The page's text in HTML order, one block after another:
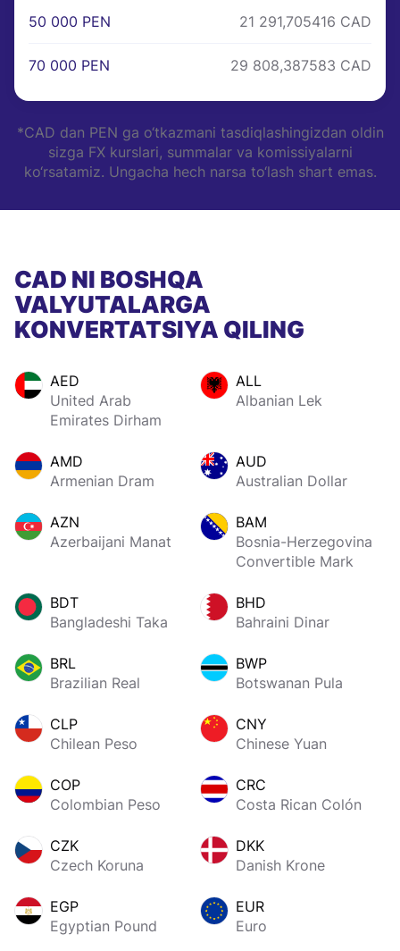
50 000 PEN 21 291,705416 CAD
70 000 PEN 29 808,387583 CAD
*CAD dan PEN ga o‘tkazmani tasdiqlashingizdan oldin
sizga FX kurslari, summalar va komissiyalarni
ko‘rsatamiz. Ungacha hech narsa to‘lash shart emas.
CAD NI BOSHQA
VALYUTALARGA
KONVERTATSIYA QILING
AED
United Arab
Emirates Dirham
ALL
Albanian Lek
AMD
Armenian Dram
AUD
Australian Dollar
AZN
Azerbaijani Manat
BAM
Bosnia-Herzegovina
Convertible Mark
BDT
Bangladeshi Taka
BHD
Bahraini Dinar
BRL
Brazilian Real
BWP
Botswanan Pula
CLP
Chilean Peso
CNY
Chinese Yuan
COP
Colombian Peso
CRC
Costa Rican Colón
CZK
Czech Koruna
DKK
Danish Krone
EGP
Egyptian Pound
EUR
Euro